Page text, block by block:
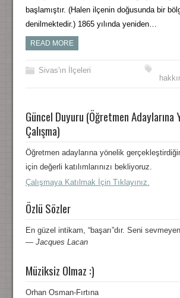
başlamıştır. (Halen ilçenin doğusunda bir
denilmektedir.) 1865 yılında yeniden…
READ MORE
Sivas'ın İlçeleri
Güncel Duyuru (Öğretmen Adaylarına
Çalışma)
Öğretmen adaylarına yönelik
için değerli katılımlarınızı bekliyoruz.
Çalışmaya Katılmak İçin Tıklayınız.
Özlü Sözler
En güzel intikam, “başarı”dır. Seni
— Jacques Lacan
Müziksiz Olmaz :)
Orhan Osman-Fırtına